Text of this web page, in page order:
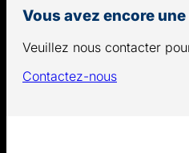
Vous avez encore
Veuillez nous contacter
Contactez-nous